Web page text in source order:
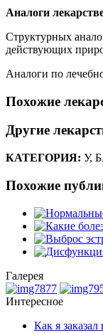
Аналоги
Структурных
действующих
Аналоги по
Похожие
Другие
КАТЕГОРИЯ: У,
Похожие
Галерея
Интересное
Как я